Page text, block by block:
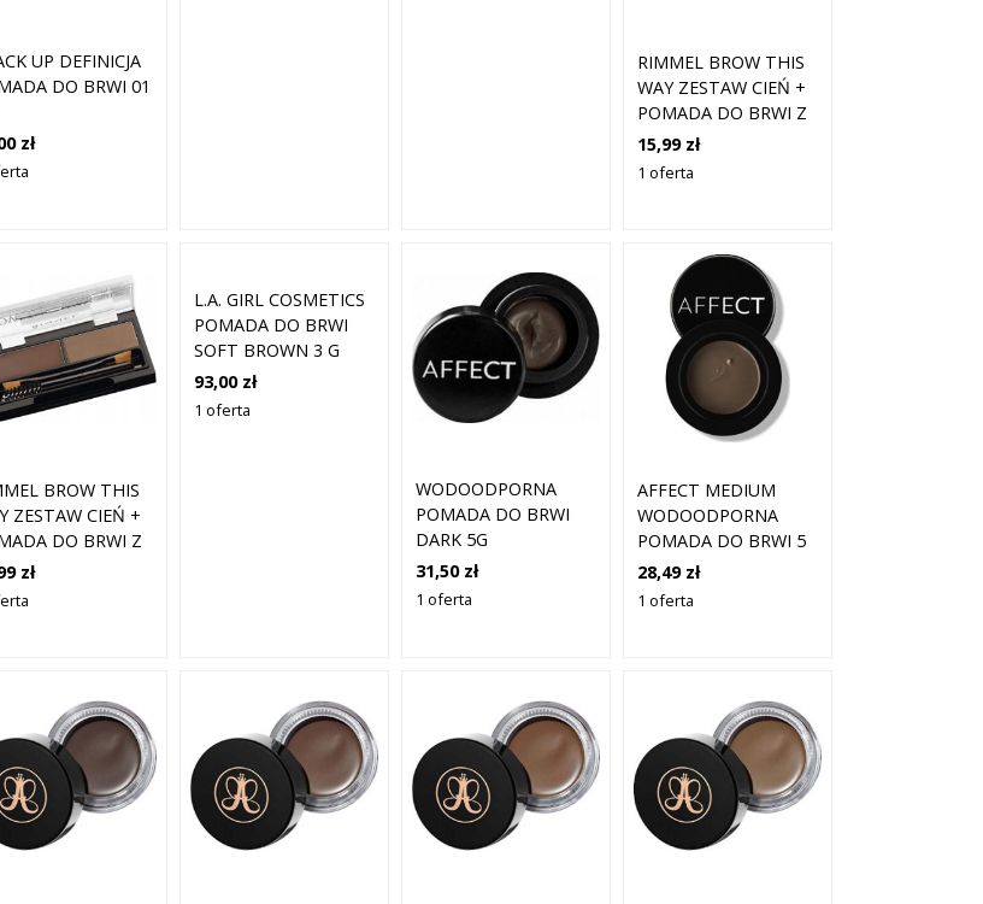
UP DEFINICJA
DO BRWI 01
zł
RIMMEL BROW THIS
WAY ZESTAW CIEŃ +
POMADA DO BRWI Z
PĘDZELKIEM MEDIUM
BROWN
15,99 zł
1 oferta
BROW THIS
ZESTAW CIEŃ +
DO BRWI Z
DARK
zł
L.A. GIRL COSMETICS
POMADA DO BRWI
SOFT BROWN 3 G
93,00 zł
1 oferta
WODOODPORNA
POMADA DO BRWI
DARK 5G
31,50 zł
1 oferta
AFFECT MEDIUM
WODOODPORNA
POMADA DO BRWI 5
G
28,49 zł
1 oferta